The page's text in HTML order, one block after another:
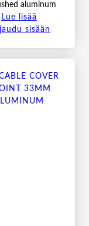
aluminum
Lue lisää
sisään